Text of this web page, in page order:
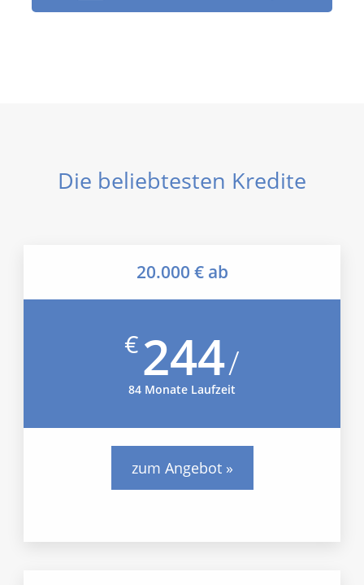
Die beliebtesten Kredite
20.000 € ab
€244/
84 Monate Laufzeit
zum Angebot »